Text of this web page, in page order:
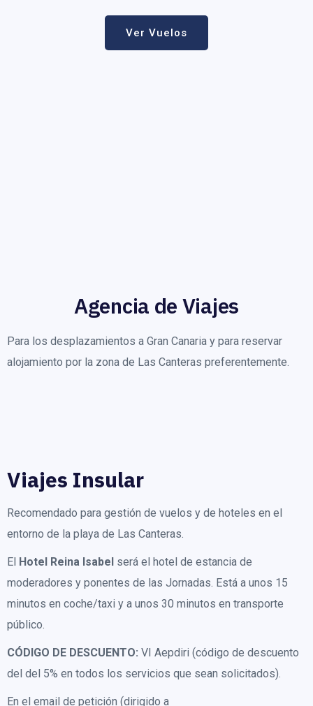
Ver Vuelos
Agencia de Viajes
Para los desplazamientos a Gran Canaria y para reservar
alojamiento por la zona de Las Canteras preferentemente.
Viajes Insular
Recomendado para gestión de vuelos y de hoteles en el
entorno de la playa de Las Canteras.
El Hotel Reina Isabel será el hotel de estancia de
moderadores y ponentes de las Jornadas. Está a unos 15
minutos en coche/taxi y a unos 30 minutos en transporte
público.
CÓDIGO DE DESCUENTO: VI Aepdiri (código de descuento
del del 5% en todos los servicios que sean solicitados).
En el email de petición (dirigido a